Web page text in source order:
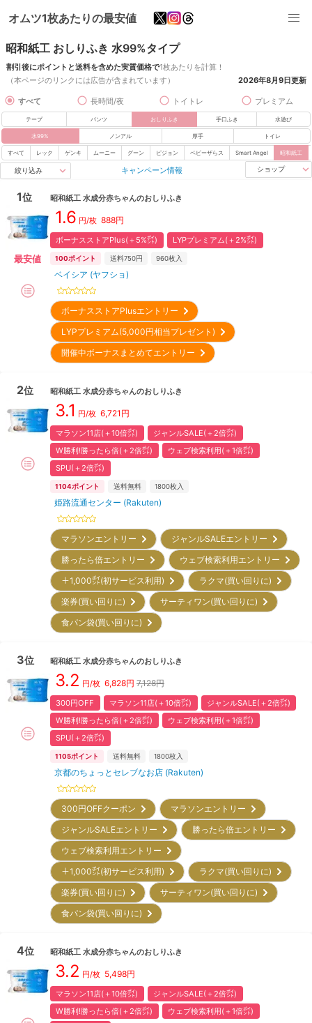
オムツ1枚あたりの最安値
昭和紙工 おしりふき 水99%タイプ
割引後にポイントと送料を含めた実質価格で1枚あたりを計算！
（本ページのリンクには広告が含まれています）
2026年8月9日更新
すべて 長時間/夜 トイトレ プレミアム
テープ パンツ おしりふき 手口ふき 水遊び
水99% ノンアル 厚手 トイレ
すべて レック ゲンキ ムーニー グーン ピジョン ベビーザらス Smart Angel 昭和紙工
絞り込み キャンペーン情報 ショップ
1位
最安値
昭和紙工 水成分赤ちゃんのおしりふき
1.6 円/枚 888円
ボーナスストアPlus(＋5%㌽) LYPプレミアム(＋2%㌽)
100ポイント 送料750円 960枚入
ベイシア (ヤフショ)
ボーナスストアPlusエントリー
LYPプレミアム(5,000円相当プレゼント)
開催中ボーナスまとめてエントリー
2位 昭和紙工 水成分赤ちゃんのおしりふき
3.1 円/枚 6,721 円
マラソン11店(＋10倍㌽)
ジャンルSALE(＋2倍㌽)
W勝利!勝ったら倍(＋2倍㌽)
ウェブ検索利用(＋1倍㌽)
SPU(＋2倍㌽)
1104ポイント 送料無料 1800枚入
姫路流通センター (Rakuten)
マラソンエントリー
ジャンルSALEエントリー
勝ったら倍エントリー
ウェブ検索利用エントリー
＋1,000㌽(初サービス利用)
ラクマ(買い回りに)
楽券(買い回りに)
サーティワン(買い回りに)
食パン袋(買い回りに)
3位 昭和紙工 水成分赤ちゃんのおしりふき
3.2 円/枚 6,828円 7,128円
300円OFF マラソン11店(＋10倍㌽)
ジャンルSALE(＋2倍㌽)
W勝利!勝ったら倍(＋2倍㌽)
ウェブ検索利用(＋1倍㌽)
SPU(＋2倍㌽)
1105ポイント 送料無料 1800枚入
京都のちょっとセレブなお店 (Rakuten)
300円OFFクーポン
マラソンエントリー
ジャンルSALEエントリー
勝ったら倍エントリー
ウェブ検索利用エントリー
＋1,000㌽(初サービス利用)
ラクマ(買い回りに)
楽券(買い回りに)
サーティワン(買い回りに)
食パン袋(買い回りに)
4位 昭和紙工 水成分赤ちゃんのおしりふき
3.2 円/枚 5,498円
マラソン11店(＋10倍㌽)
ジャンルSALE(＋2倍㌽)
W勝利!勝ったら倍(＋2倍㌽)
ウェブ検索利用(＋1倍㌽)